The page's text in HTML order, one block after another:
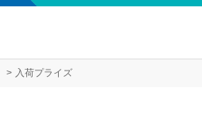
入荷プライズ